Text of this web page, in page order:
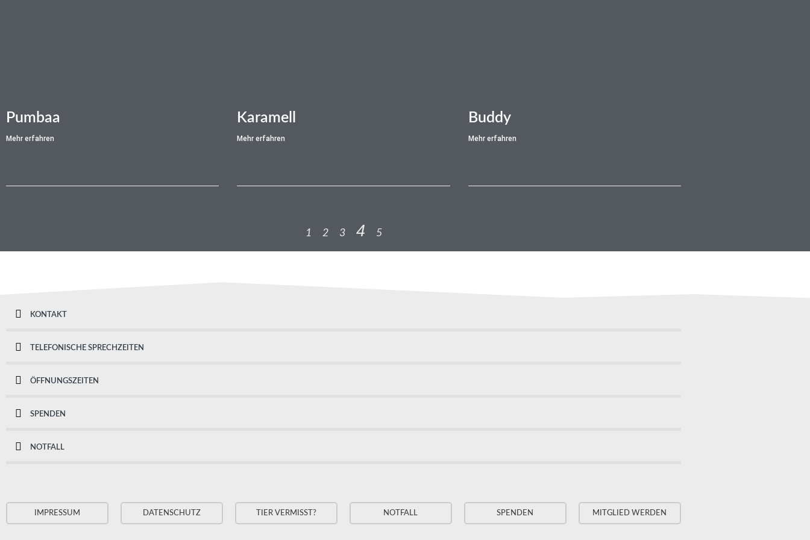
Pumbaa
Mehr erfahren
Karamell
Mehr erfahren
Buddy
Mehr erfahren
1 2 3 4 5
KONTAKT
TELEFONISCHE SPRECHZEITEN
ÖFFNUNGSZEITEN
SPENDEN
NOTFALL
IMPRESSUM DATENSCHUTZ TIER VERMISST? NOTFALL SPENDEN MITGLIED WERDEN